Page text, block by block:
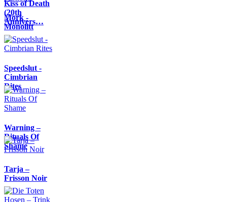
Kiss of Death
(20th
Annivers…
Mork -
Monolitt
Speedslut -
Cimbrian
Rites
Warning –
Rituals Of
Shame
Tarja –
Frisson Noir